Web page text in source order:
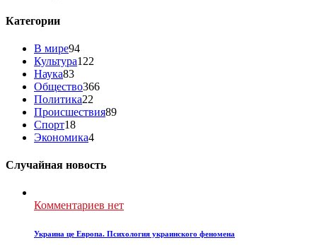
Категории
В мире94
Культура122
Наука83
Общество366
Политика22
Происшествия89
Спорт18
Экономика4
Случайная новость
Комментариев нет
Украина це Европа. Психология украинского феномена